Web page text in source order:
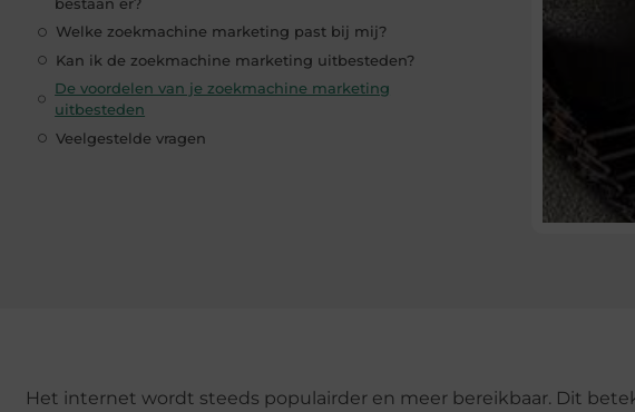
Welke zoekmachine marketing past bij mij?
Kan ik de zoekmachine marketing uitbesteden?
De voordelen van je zoekmachine marketing
uitbesteden
Veelgestelde vragen
Het internet wordt steeds populairder en meer bereikbaar. Dit